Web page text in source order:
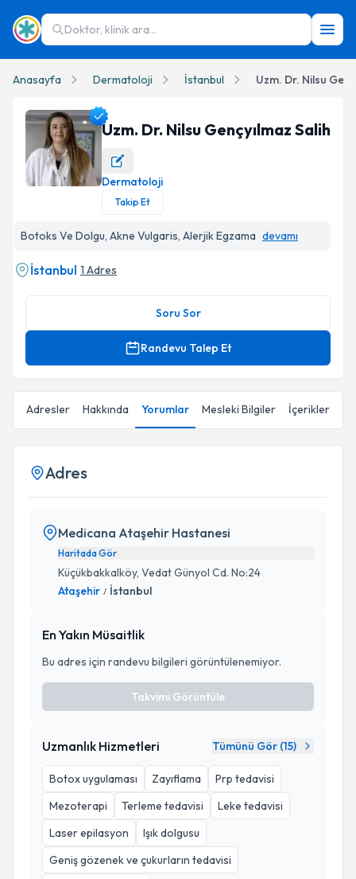
Doktor, klinik ara...
Anasayfa Dermatoloji İstanbul Uzm. Dr. Nilsu
Uzm. Dr. Nilsu Gençyılmaz Salih Profil Fotoğrafı
Uzm. Dr. Nilsu Gençyılmaz Salih
Dermatoloji
Takip Et
Botoks Ve Dolgu, Akne Vulgaris, Alerjik Egzama devamı
İstanbul 1 Adres
Soru Sor
Randevu Talep Et
Adresler Hakkında Yorumlar Mesleki Bilgiler İçerikler
Adres
Medicana Ataşehir Hastanesi
Haritada Gör
Küçükbakkalköy, Vedat Günyol Cd. No:24
Ataşehir / İstanbul
En Yakın Müsaitlik
Bu adres için randevu bilgileri görüntülenemiyor.
Takvimi Görüntüle
Uzmanlık Hizmetleri Tümünü Gör (15)
Botox uygulaması Zayıflama
Prp tedavisi
Mezoterapi
Terleme tedavisi
Leke tedavisi
Laser epilasyon
Işık dolgusu
Geniş gözenek ve çukurların tedavisi